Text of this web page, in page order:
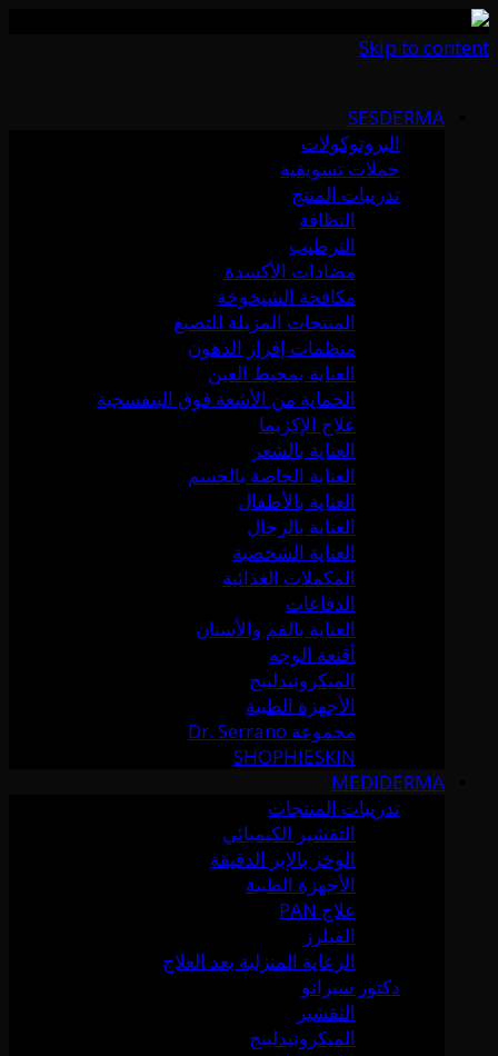
Skip to content
SESDERMA
البروتوكولات
حملات تسويقية
تدريبات المنتج
النظافة
الترطيب
مضادات الأكسدة
مكافحة الشيخوخة
المنتجات المزيلة للتصبغ
منظمات إفراز الدهون
العناية بمحيط العين
الحماية من الأشعة فوق البنفسجية
علاج الإكزيما
العناية بالشعر
العناية الخاصة بالجسم
العناية بالأطفال
العناية بالرجال
العناية الشخصية
المكملات الغذائية
الدفاعات
العناية بالفم والأسنان
أقنعة الوجه
الميكرونيدلينج
الأجهزة الطبية
مجموعة Dr. Serrano
SHOPHIESKIN
MEDIDERMA
تدريبات المنتجات
التقشير الكيميائي
الوخز بالإبر الدقيقة
الأجهزة الطبية
علاج PAN
الفيلرز
الرعاية المنزلية بعد العلاج
دكتور سيرانو
التقشير
الميكرونيدلينج